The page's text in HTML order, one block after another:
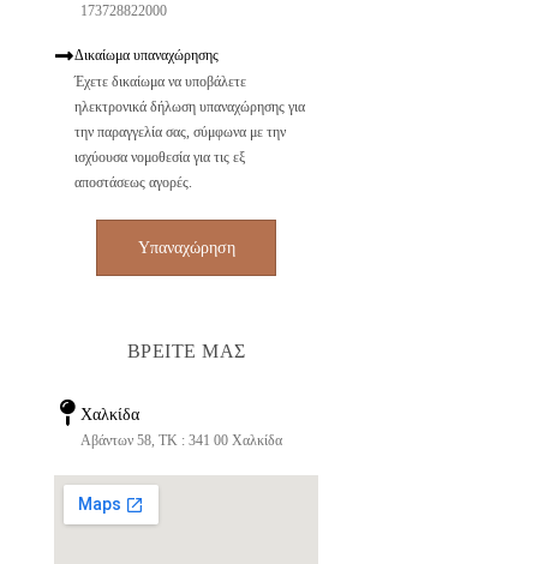
173728822000
Δικαίωμα υπαναχώρησης
Έχετε δικαίωμα να υποβάλετε
ηλεκτρονικά δήλωση υπαναχώρησης για
την παραγγελία σας, σύμφωνα με την
ισχύουσα νομοθεσία για τις εξ
αποστάσεως αγορές.
Υπαναχώρηση
ΒΡΕΙΤΕ ΜΑΣ
Χαλκίδα
Αβάντων 58, ΤΚ : 341 00 Χαλκίδα